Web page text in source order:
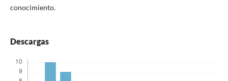
conocimiento.
Descargas